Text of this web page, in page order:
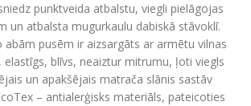
punktveida atbalstu, viegli pielāgojas
un atbalsta mugurkaulu dabiskā stāvoklī.
abām pusēm ir aizsargāts ar armētu vilnas
elastīgs, blīvs, neaiztur mitrumu, ļoti viegls
un apakšējais matrača slānis sastāv
– antialerģisks materiāls, pateicoties